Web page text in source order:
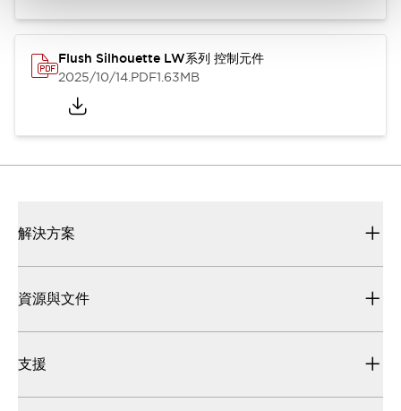
Flush Silhouette LW系列 控制元件
2025/10/14.PDF1.63MB
解決方案
資源與文件
支援